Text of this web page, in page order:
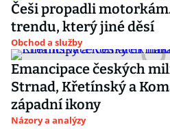
Češi propadli
trendu, který jiné děsí
Obchod a služby
Emancipace českých
Strnad, Křetínský a
západní ikony
Názory a analýzy